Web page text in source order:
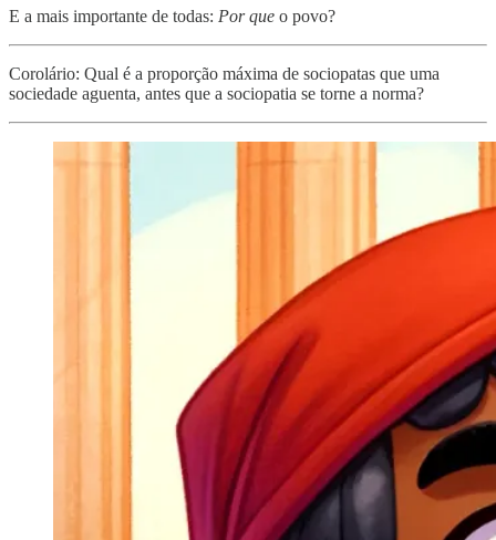
E a mais importante de todas: Por que o povo?
Corolário: Qual é a proporção máxima de sociopatas que uma
sociedade aguenta, antes que a sociopatia se torne a norma?